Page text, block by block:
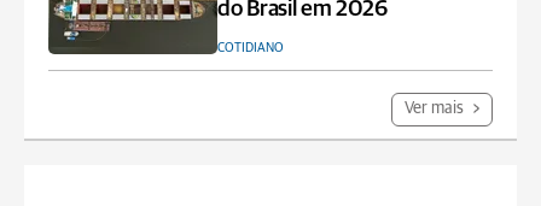
do Brasil em 2026
COTIDIANO
Ver mais